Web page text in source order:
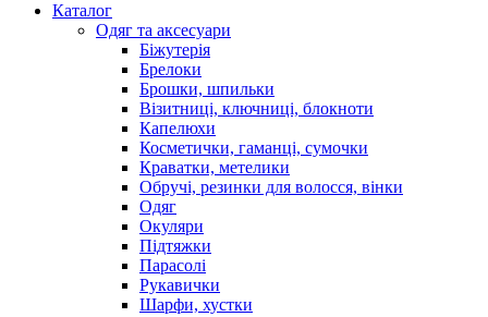
Каталог
Oдяг та аксесуари
Біжутерія
Брелоки
Брошки, шпильки
Візитниці, ключниці, блокноти
Капелюхи
Косметички, гаманці, сумочки
Краватки, метелики
Обручі, резинки для волосся, вінки
Одяг
Окуляри
Підтяжки
Парасолі
Рукавички
Шарфи, хустки